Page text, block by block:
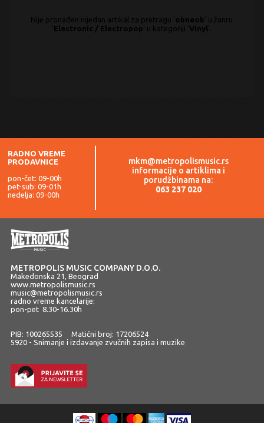
Nije pronađen nijedan artikal za pretragu 'obneob' u žanru
'Electronic / Electropop' u kategoriji 'Vinyl '.
RADNO VREME
PRODAVNICE
pon-čet: 09-00h
pet-sub: 09-01h
nedelja: 09-00h
mkm@metropolismusic.rs
informacije o artiklima i
porudžbinama na:
063 237 020
METROPOLIS MUSIC COMPANY D.O.O.
Makedonska 21, Beograd
www.metropolismusic.rs
music@metropolismusic.rs
radno vreme kancelarije:
pon-pet 8.30-16.30h
PIB: 100265535 Matični broj: 17206524
5920 - Snimanje i izdavanje zvučnih zapisa i muzike